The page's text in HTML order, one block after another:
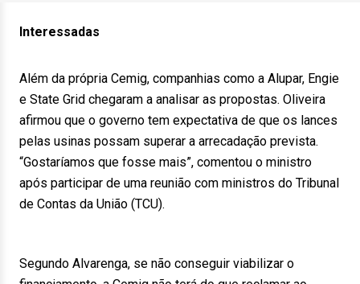
Interessadas
Além da própria Cemig, companhias como a Alupar, Engie
e State Grid chegaram a analisar as propostas. Oliveira
afirmou que o governo tem expectativa de que os lances
pelas usinas possam superar a arrecadação prevista.
“Gostaríamos que fosse mais”, comentou o ministro
após participar de uma reunião com ministros do Tribunal
de Contas da União (TCU).
Segundo Alvarenga, se não conseguir viabilizar o